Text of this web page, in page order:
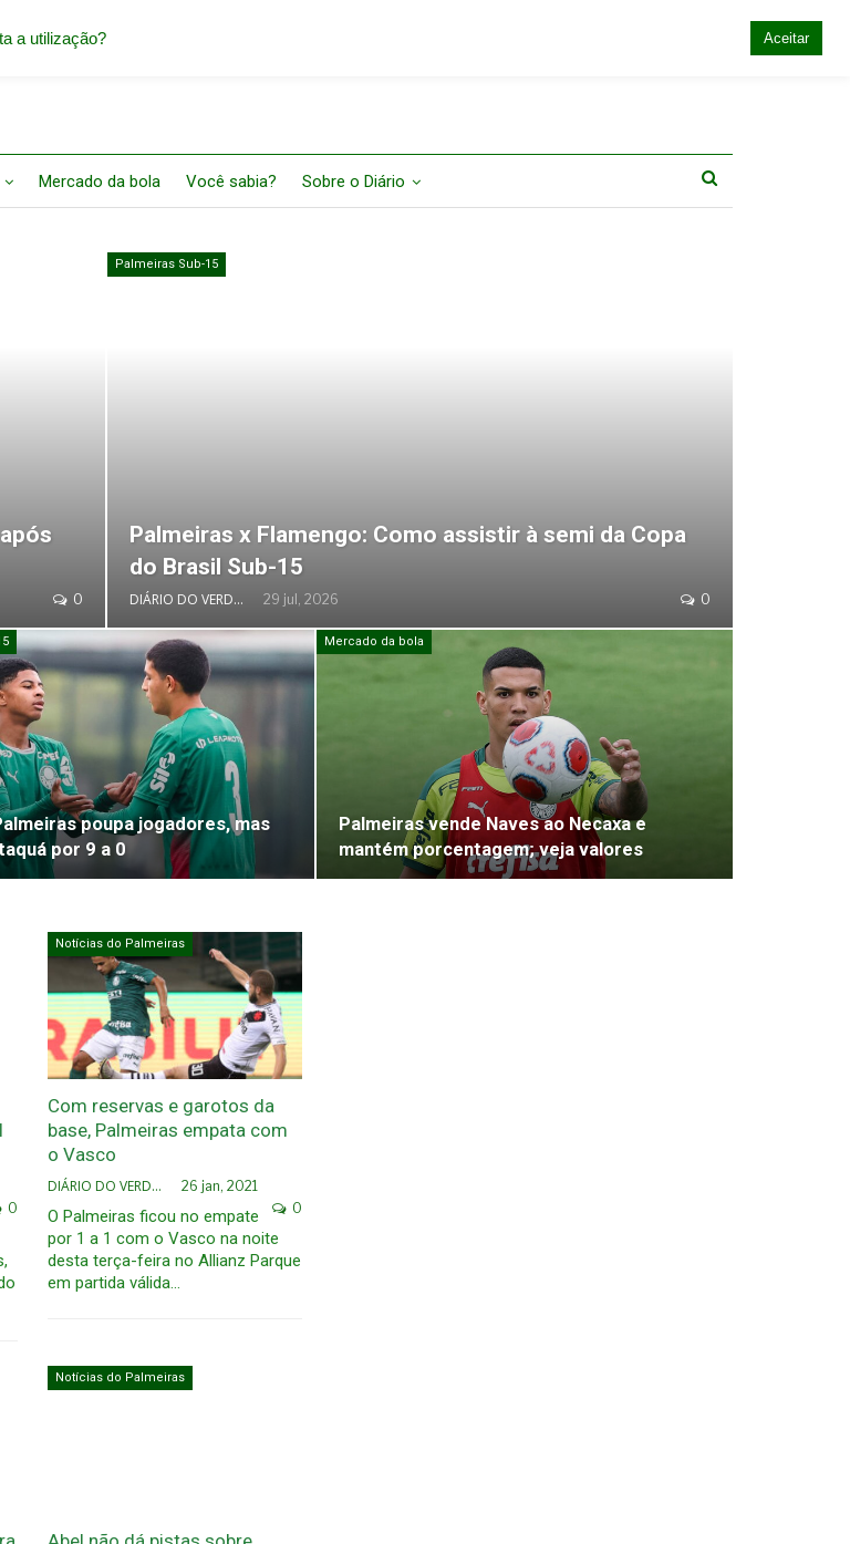
Mercado da bola Você sabia? Sobre o Diário
0
Palmeiras Sub-15
Palmeiras x Flamengo: Como assistir à semi da Copa
do Brasil Sub-15
DIÁRIO DO VERDÃO 29 jul, 2026 0
poupa jogadores, mas
por 9 a 0
Mercado da bola
Palmeiras vende Naves ao Necaxa e
mantém porcentagem; veja valores
0
Notícias do Palmeiras
Com reservas e garotos da
base, Palmeiras empata com
o Vasco
DIÁRIO DO VERDÃO
26 jan, 2021
0
O Palmeiras ficou no empate
por 1 a 1 com o Vasco na noite
desta terça-feira no Allianz Parque
em partida válida…
Notícias do Palmeiras
a utilização? Aceitar